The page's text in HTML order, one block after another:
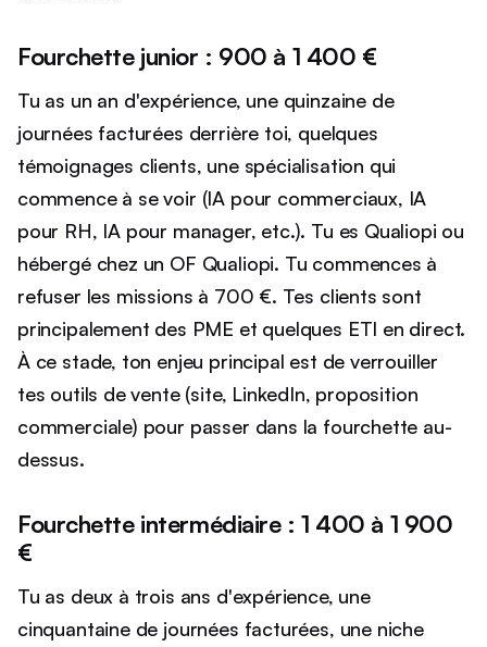
Fourchette junior : 900 à 1 400 €
Tu as un an d'expérience, une quinzaine de
journées facturées derrière toi, quelques
témoignages clients, une spécialisation qui
commence à se voir (IA pour commerciaux, IA
pour RH, IA pour manager, etc.). Tu es Qualiopi ou
hébergé chez un OF Qualiopi. Tu commences à
refuser les missions à 700 €. Tes clients sont
principalement des PME et quelques ETI en direct.
À ce stade, ton enjeu principal est de verrouiller
tes outils de vente (site, LinkedIn, proposition
commerciale) pour passer dans la fourchette au-
dessus.
Fourchette intermédiaire : 1 400 à 1 900
€
Tu as deux à trois ans d'expérience, une
cinquantaine de journées facturées, une niche